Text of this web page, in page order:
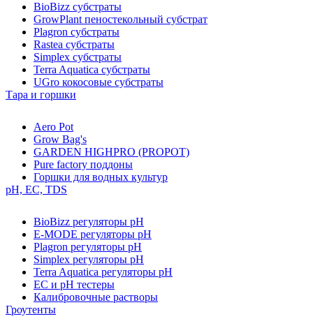
BioBizz cубстраты
GrowPlant пеностекольный субстрат
Plagron cубстраты
Rastea cубстраты
Simplex cубстраты
Terra Aquatica cубстраты
UGro кокосовые субстраты
Тара и горшки
Aero Pot
Grow Bag's
GARDEN HIGHPRO (PROPOT)
Pure factory поддоны
Горшки для водных культур
pH, EC, TDS
BioBizz регуляторы pH
E-MODE регуляторы pH
Plagron регуляторы pH
Simplex регуляторы pH
Terra Aquatica регуляторы pH
EC и pH тестеры
Калибровочные растворы
Гроутенты